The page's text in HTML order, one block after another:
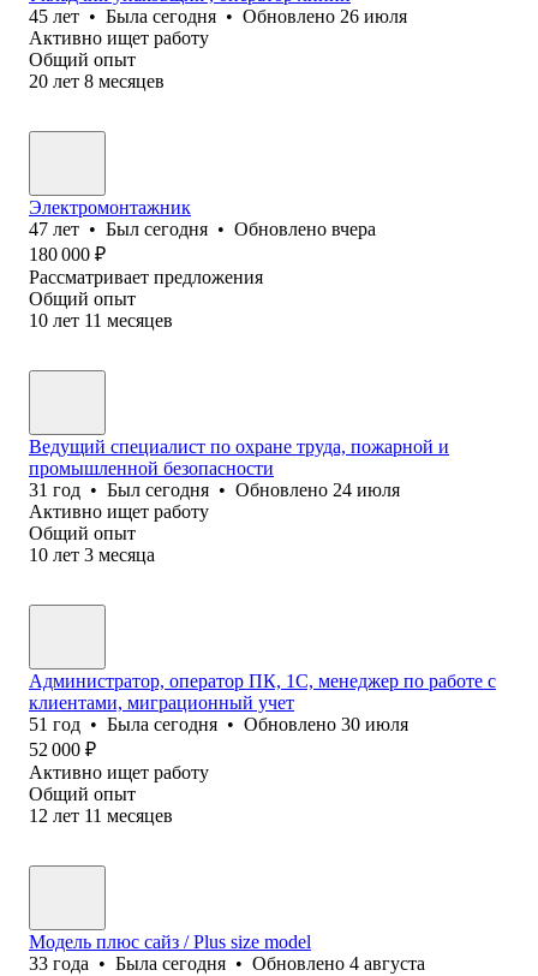
45 лет • Была сегодня • Обновлено 26 июля
Активно ищет работу
Общий опыт
20 лет 8 месяцев
Электромонтажник
47 лет • Был сегодня • Обновлено вчера
180 000 ₽
Рассматривает предложения
Общий опыт
10 лет 11 месяцев
Ведущий специалист по охране труда, пожарной и
промышленной безопасности
31 год • Был сегодня • Обновлено 24 июля
Активно ищет работу
Общий опыт
10 лет 3 месяца
Администратор, оператор ПК, 1С, менеджер по работе с
клиентами, миграционный учет
51 год • Была сегодня • Обновлено 30 июля
52 000 ₽
Активно ищет работу
Общий опыт
12 лет 11 месяцев
Модель плюс сайз / Plus size model
33 года • Была сегодня • Обновлено 4 августа